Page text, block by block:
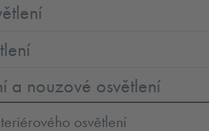
a nouzové osvětlení
osvětlení